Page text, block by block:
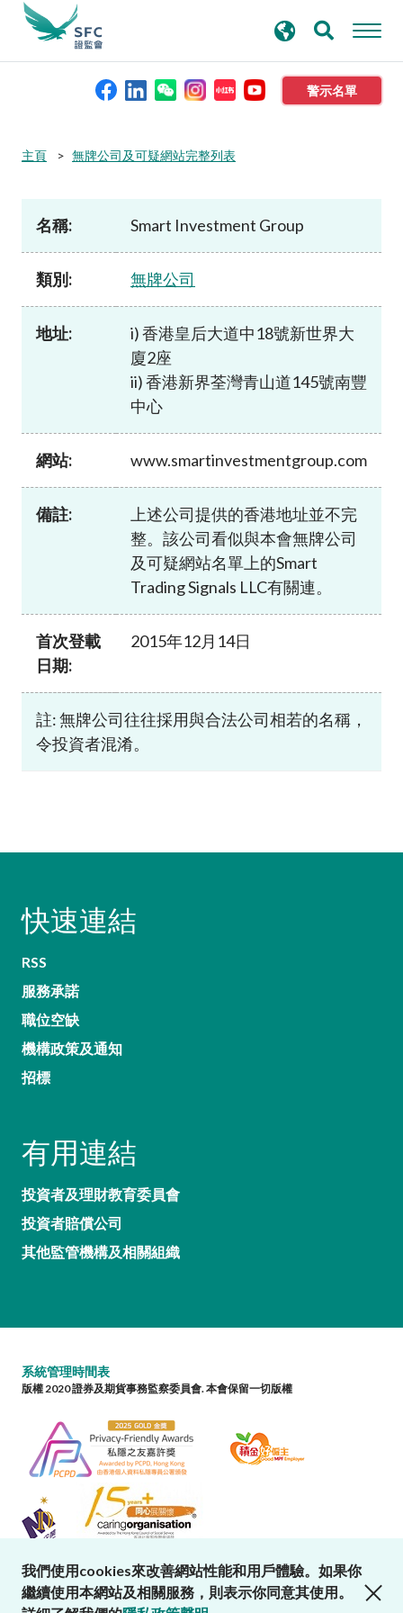
警示名單
本會簡介
規則及標準
資料庫
尋
主頁 無牌公司及可疑網站完整列表
名稱: Smart Investment Group
類別: 無牌公司
地址:
i) 香港皇后大道中18號新世界大
廈2座
ii) 香港新界荃灣青山道145號南豐
中心
網站: www.smartinvestmentgroup.com
備註:
上述公司提供的香港地址並不完
整。該公司看似與本會無牌公司
及可疑網站名單上的Smart
Trading Signals LLC有關連。
首次登載
日期:
2015年12月14日
註: 無牌公司往往採用與合法公司相若的名稱，
令投資者混淆。
快速連結
RSS
服務承諾
職位空缺
機構政策及通知
招標
有用連結
投資者及理財教育委員會
投資者賠償公司
其他監管機構及相關組織
系統管理時間表
版權 2020 證券及期貨事務監察委員會. 本會保留一切版權
我們使用cookies來改善網站性能和用戶體驗。如果你
繼續使用本網站及相關服務，則表示你同意其使用。
close cookies alert